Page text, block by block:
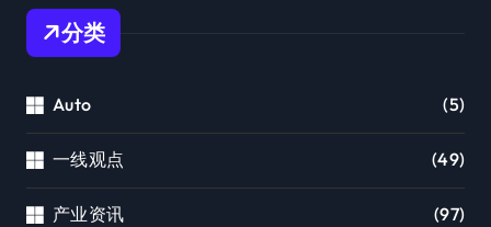
分类
Auto (5)
一线观点 (49)
产业资讯 (97)